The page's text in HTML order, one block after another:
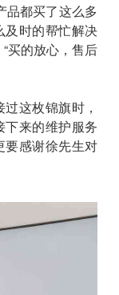
品都买了这么多
及时的帮忙解决
买的放心，售后
这枚锦旗时，
来的维护服务
要感谢徐先生对